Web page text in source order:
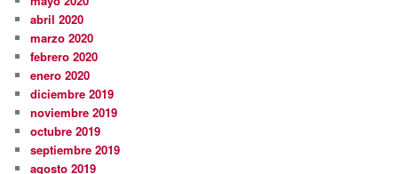
abril 2020
marzo 2020
febrero 2020
enero 2020
diciembre 2019
noviembre 2019
octubre 2019
septiembre 2019
agosto 2019